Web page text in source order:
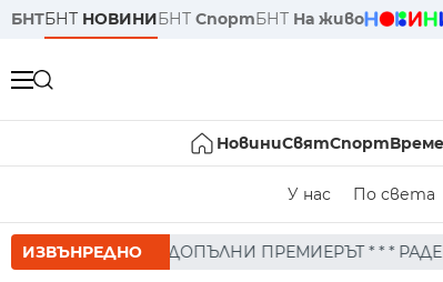
БНТБНТ НОВИНИБНТ СпортБНТ На живо
НовиниСвятСпорт
У нас По света
ИЗВЪНРЕДНО
КАЗА ОЩЕ, ЧЕ ПРОДЪЛЖАВАТ ДА СЛЕДЯТ